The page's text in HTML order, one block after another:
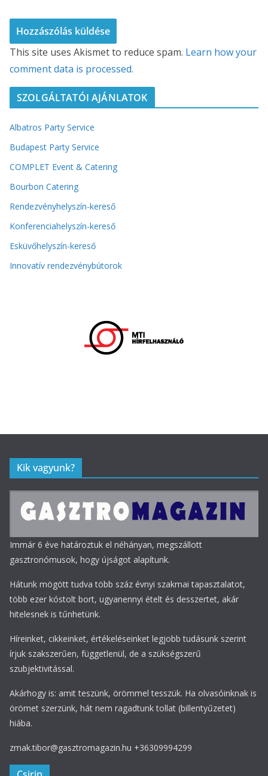
This site uses Akismet to reduce spam. Learn how your
comment data is processed.
SZOLGÁLTATÓI AJÁNLATOK
Albatros Party Service
Budapest Party Service
COMPLET Event & Catering
Bourbon Catering
Rendezvényhelyszín-kereső
Konferenciahelyszín-kereső
Esküvőhelyszín-kereső
Innovatív rendezvénybútorok
Kik vagyunk?
Immár 6 éve határoztuk el néhányan, megszállott
gasztronómusok, hogy újságot alapítunk.
Hátunk mögött tudva több száz évnyi szakmai tapasztalatot,
több ezer kóstolt bort, ugyanennyi ételt és desszertet, akár
hitelesnek is tűnhetünk.
Híreinket, cikkeinket, értékeléseinket legjobb tudásunk szerint
írjuk szakszerűen, függetlenül, de a szükségszerű
szubjektivitással.
Akárhogy is: amit teszünk, örömmel tesszük. Ha olvasóinknak is
örömet szerzünk, hát nem ragadtunk tollat (billentyűzetet)
hiába.
zmak.tibor@gasztromagazin.hu +36309994299